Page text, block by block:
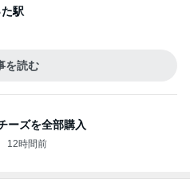
駅
を読む
ーズを全部購入
12時間前